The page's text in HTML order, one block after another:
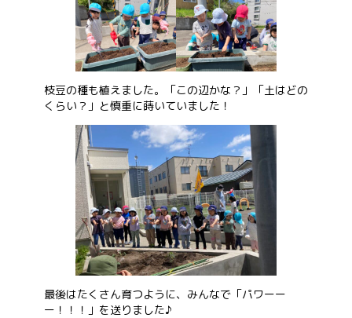
枝豆の種も植えました。「この辺かな？」「土はどの
くらい？」と慎重に蒔いていました！
最後はたくさん育つように、みんなで「パワーー
ー！！！」を送りました♪